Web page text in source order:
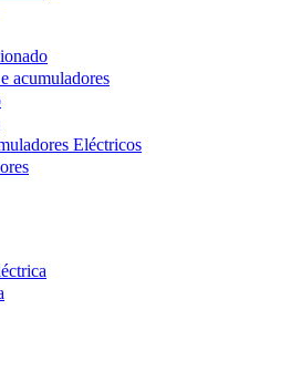
acumuladores
Eléctricos